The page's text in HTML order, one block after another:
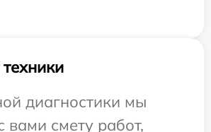
диагностики мы
вами смету работ,